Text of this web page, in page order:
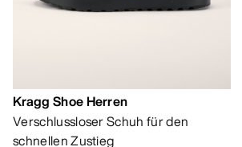
Kragg Shoe Herren
Verschlussloser Schuh für den
schnellen Zustieg